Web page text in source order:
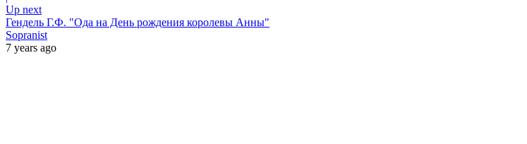
Up next
Гендель Г.Ф. "Ода на День рождения королевы Анны"
Sopranist
7 years ago